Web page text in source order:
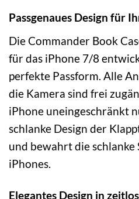
Passgenaues Design für
Die Commander Book
für das iPhone 7/8
perfekte Passform. Alle
die Kamera sind frei
iPhone uneingeschränkt
schlanke Design der
und bewahrt die
iPhones.
Elegantes Design in